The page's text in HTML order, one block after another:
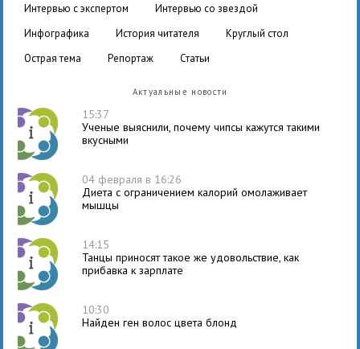
интервью с экспертом
интервью со звездой
инфографика
история читателя
круглый стол
острая тема
репортаж статьи
Актуальные новости
15:37
Ученые выяснили, почему чипсы кажутся такими
вкусными
04 февраля в 16:26
Диета с ограничением калорий омолаживает
мышцы
14:15
Танцы приносят такое же удовольствие, как
прибавка к зарплате
10:30
Найден ген волос цвета блонд